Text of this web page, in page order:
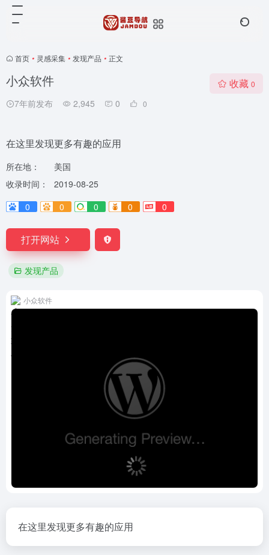
首页 • 灵感采集 • 发现产品 • 正文
小众软件
7年前发布 2,945 0 0
收藏 0
在这里发现更多有趣的应用
所在地：
美国
收录时间：
2019-08-25
0
0 0 0 0
打开网站
发现产品
小众软件
在这里发现更多有趣的应用